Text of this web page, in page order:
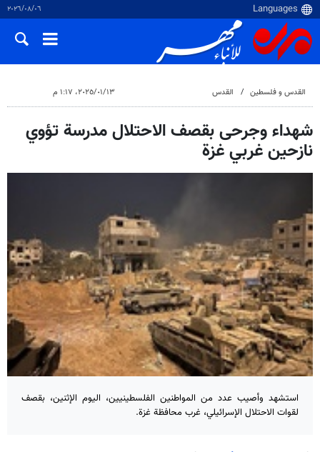
٠٦‏/٠٨‏/٢٠٢٦
القدس و فلسطین القدس ١٣‏/٠١‏/٢٠٢٥، ١:١٧ م
شهداء وجرحى بقصف الاحتلال مدرسة تؤوي
نازحين غربي غزة
استشهد وأصيب عدد من المواطنين الفلسطينيين، اليوم الإثنين، بقصف
لقوات الاحتلال الإسرائيلي، غرب محافظة غزة.